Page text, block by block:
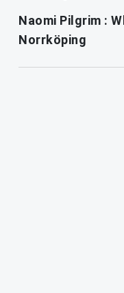
Naomi Pilgrim :
Norrköping